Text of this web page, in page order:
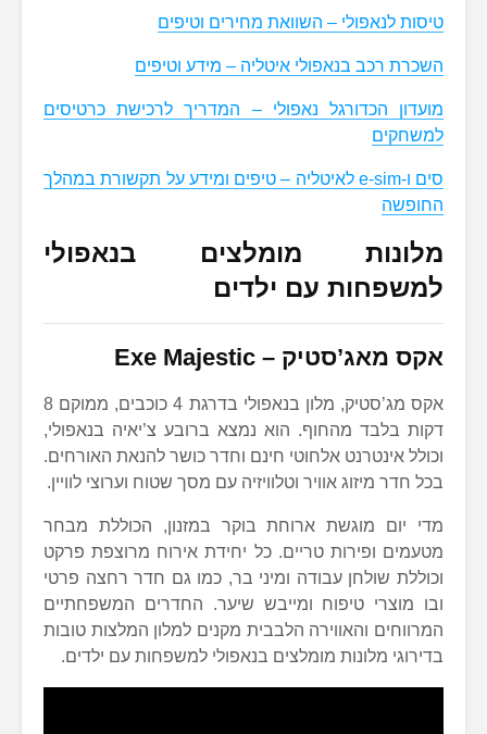
טיסות לנאפולי – השוואת מחירים וטיפים
השכרת רכב בנאפולי איטליה – מידע וטיפים
מועדון הכדורגל נאפולי – המדריך לרכישת כרטיסים
למשחקים
סים ו-e-sim לאיטליה – טיפים ומידע על תקשורת במהלך
החופשה
מלונות מומלצים בנאפולי
למשפחות עם ילדים
אקס מאג’סטיק – Exe Majestic
אקס מג’סטיק, מלון בנאפולי בדרגת 4 כוכבים, ממוקם 8
דקות בלבד מהחוף. הוא נמצא ברובע צ’יאיה בנאפולי,
וכולל אינטרנט אלחוטי חינם וחדר כושר להנאת האורחים.
בכל חדר מיזוג אוויר וטלוויזיה עם מסך שטוח וערוצי לוויין.
מדי יום מוגשת ארוחת בוקר במזנון, הכוללת מבחר
מטעמים ופירות טריים. כל יחידת אירוח מרוצפת פרקט
וכוללת שולחן עבודה ומיני בר, כמו גם חדר רחצה פרטי
ובו מוצרי טיפוח ומייבש שיער. החדרים המשפחתיים
המרווחים והאווירה הלבבית מקנים למלון המלצות טובות
בדירוגי מלונות מומלצים בנאפולי למשפחות עם ילדים.